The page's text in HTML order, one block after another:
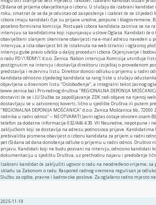
(3) dana od prijema obavještenja o izboru. U slučaju da izabrani
roku, smatrat će se da je odustao od zasposlenja i izabrat će se slijedeći
izbora imaju kandidati čije su prijave uredne, potpune i blagovremene.
posebno formirana komisija. Postupak izbora kandidata zasniva se na
intervjuu sa kandidatima koji ispunjavaju uslove Oglasa. Kandidati će
obaviješteni slanjem skenirane obavijesti na e-mail adresu naveden u
intervjua, a ista obavijest bit će istaknuta na web stranici i oglasnoj
intervju gube pravo učešća u daljoj proceduri izbora. Ocjenjivanje i
o radu PD \'\'RDM\'\' d.o.o. Zenica. Nakon intervjua Komisija utvrđuje
postignutim na intervju i dostavlja direktoru izvještaj o provedenom
predstavlja i rezervnu listu. Direktor donosi odluku o prijemu u radni
kandidata odnosno sljedećeg kandidata sa rang liste u slučaju
objavljena u dnevnom listu ‘’Oslobođenje’’, a integralni tekst Javnog
(www.zenica.ba) i Privrednog društva ‘’REGIONALNA DEPONIJA
dostaviti će se i JU Služba za zapošljavanje ZDK radi objave na njenoj
dostavljaju se u zatvorenoj koverti, lično u sjedište Društva ili putem
‘’REGIONALNA DEPONIJA MOŠĆANICA’’ d.o.o. Zenica Mošćanica bb.,
radnika u radni odnos’’ – NE OTVARATI Javni oglas ostaje otvoren osam
telefon za dodatne informacije 032/446-630. VII Neuredne, nepotpune i
zaključkom koji se dostavlja na adresu podnosioca prijave.
prebivališta pismena obavijest o izboru kandidata za prijem u radni
pet (5) dana od dana donošenja odluke o prijemu u radni odnos.
prijavu. Kandidati koji ne budu pozvani na intervju, odnosno kandidati
dokumentaciju u sjedištu Društva, uz prethodnu najavu i predočenje
Izabrani kandidat će zaključiti ugovor o radu na neodređeno vrijeme,
skladu sa Zakonom o radu. Raspored radnog vremena regulisan je
Službu za opšte, pravne i kadrovske poslove. Za oglašeno radno mjesto
2025-11-19